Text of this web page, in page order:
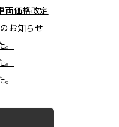
価格改定
お知らせ